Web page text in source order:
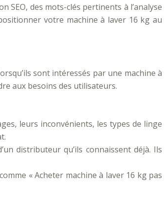
des mots-clés pertinents à l’analyse
votre machine à laver 16 kg au
sont intéressés par une machine à
aux besoins des utilisateurs.
leurs inconvénients, les types de linge
distributeur qu’ils connaissent déjà. Ils
« Acheter machine à laver 16 kg pas